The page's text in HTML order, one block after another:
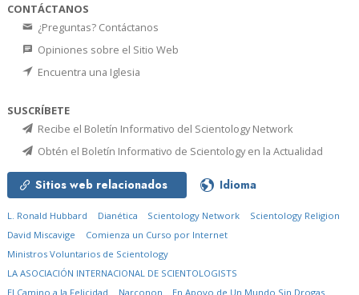
CONTÁCTANOS
¿Preguntas? Contáctanos
Opiniones sobre el Sitio Web
Encuentra una Iglesia
SUSCRÍBETE
Recibe el Boletín Informativo del Scientology Network
Obtén el Boletín Informativo de Scientology en la Actualidad
Sitios web relacionados Idioma
L. Ronald Hubbard Dianética Scientology Network
Scientology Religion
David Miscavige
Comienza un Curso por Internet
Ministros Voluntarios de Scientology
LA ASOCIACIÓN INTERNACIONAL DE SCIENTOLOGISTS
El Camino a la Felicidad
Narconon En Apoyo de Un Mundo Sin Drogas